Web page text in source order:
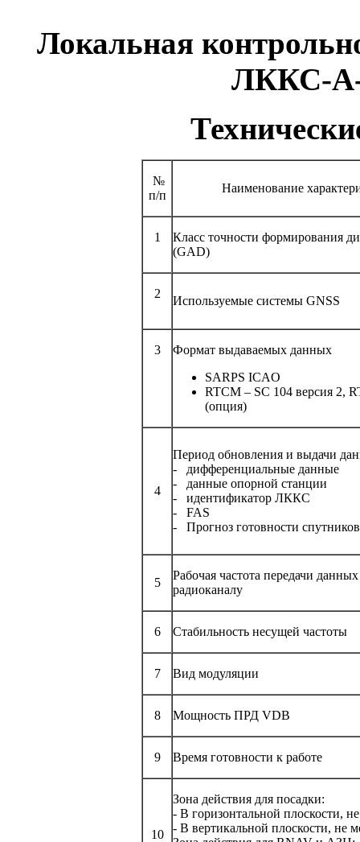
Локальная
ЛККС-
№
п/п
Наименование
1
Класс точности формирования
(GAD)
2
Используемые системы GNSS
3
Формат выдаваемых данных
SARPS ICAO
RTCM – SC 104 версия 2,
(опция)
4
Период обновления и выдачи
- дифференциальные данные
- данные опорной станции
- идентификатор ЛККС
- FAS
- Прогноз готовности спутников
5
Рабочая частота передачи
радиоканалу
6 Стабильность несущей частоты
7 Вид модуляции
8 Мощность ПРД VDB
9 Время готовности к работе
10
Зона действия для посадки:
- В горизонтальной плоскости,
- В вертикальной плоскости, не